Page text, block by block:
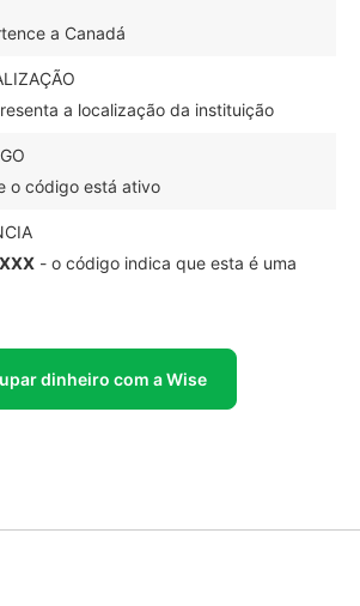
a Canadá
a localização da instituição
o código está ativo
- o código indica que esta é uma
dinheiro com a Wise